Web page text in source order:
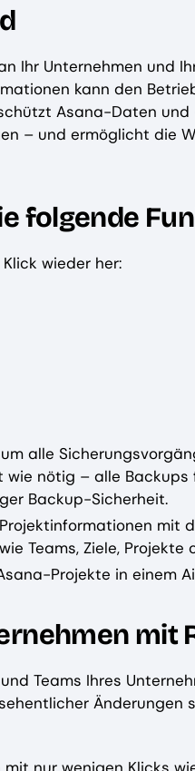
Ihr Unternehmen und
kann den
Asana-Daten
– und ermöglicht die
folgende
wieder her:
alle
nötig – alle
Backup-Sicherheit.
mit
Teams, Ziele, Projekte
Projekte in einem
mit
Teams Ihres
Änderungen